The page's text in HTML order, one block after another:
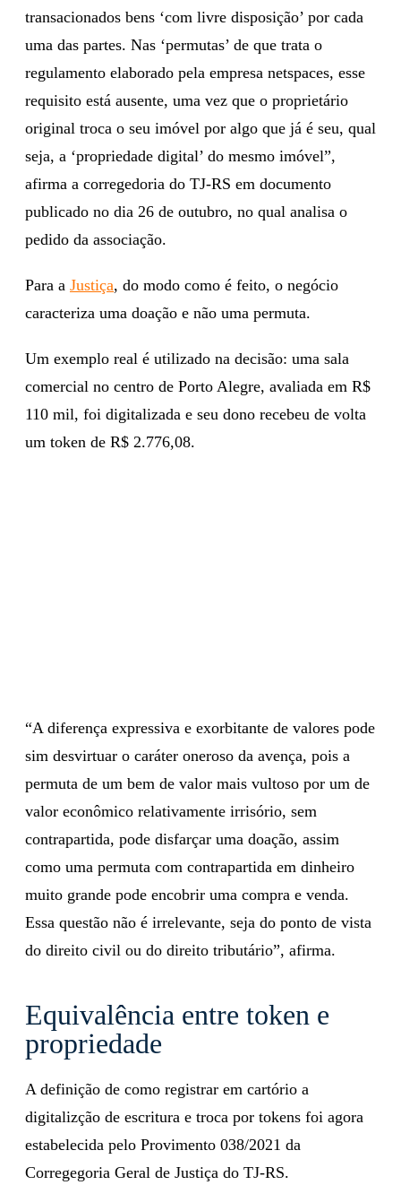
transacionados bens ‘com livre disposição’ por cada
uma das partes. Nas ‘permutas’ de que trata o
regulamento elaborado pela empresa netspaces, esse
requisito está ausente, uma vez que o proprietário
original troca o seu imóvel por algo que já é seu, qual
seja, a ‘propriedade digital’ do mesmo imóvel”,
afirma a corregedoria do TJ-RS em documento
publicado no dia 26 de outubro, no qual analisa o
pedido da associação.
Para a Justiça, do modo como é feito, o negócio
caracteriza uma doação e não uma permuta.
Um exemplo real é utilizado na decisão: uma sala
comercial no centro de Porto Alegre, avaliada em R$
110 mil, foi digitalizada e seu dono recebeu de volta
um token de R$ 2.776,08.
“A diferença expressiva e exorbitante de valores pode
sim desvirtuar o caráter oneroso da avença, pois a
permuta de um bem de valor mais vultoso por um de
valor econômico relativamente irrisório, sem
contrapartida, pode disfarçar uma doação, assim
como uma permuta com contrapartida em dinheiro
muito grande pode encobrir uma compra e venda.
Essa questão não é irrelevante, seja do ponto de vista
do direito civil ou do direito tributário”, afirma.
Equivalência entre token e
propriedade
A definição de como registrar em cartório a
digitalizção de escritura e troca por tokens foi agora
estabelecida pelo Provimento 038/2021 da
Corregegoria Geral de Justiça do TJ-RS.